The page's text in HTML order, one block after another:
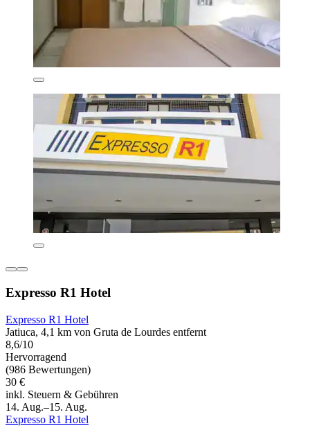
Expresso R1 Hotel
Expresso R1 Hotel
Jatiuca, 4,1 km von Gruta de Lourdes entfernt
8,6/10
Hervorragend
(986 Bewertungen)
30 €
inkl. Steuern & Gebühren
14. Aug.–15. Aug.
Expresso R1 Hotel